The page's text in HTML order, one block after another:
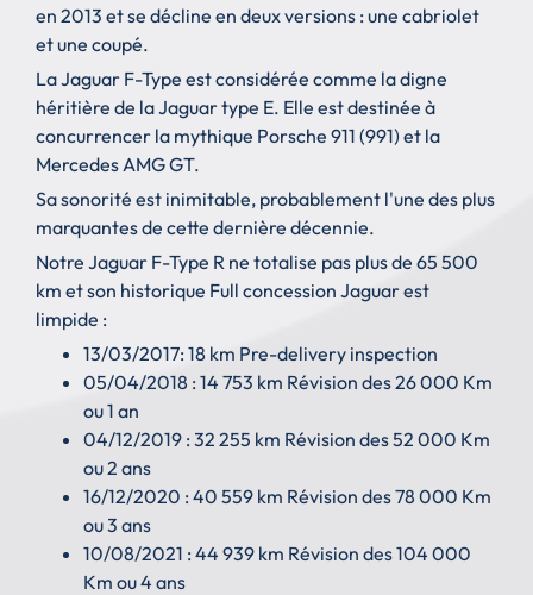
en 2013 et se décline en deux versions : une cabriolet
et une coupé.
La Jaguar F-Type est considérée comme la digne
héritière de la Jaguar type E. Elle est destinée à
concurrencer la mythique Porsche 911 (991) et la
Mercedes AMG GT.
Sa sonorité est inimitable, probablement l'une des plus
marquantes de cette dernière décennie.
Notre Jaguar F-Type R ne totalise pas plus de 65 500
km et son historique Full concession Jaguar est
limpide :
13/03/2017: 18 km Pre-delivery inspection
05/04/2018 : 14 753 km Révision des 26 000 Km
ou 1 an
04/12/2019 : 32 255 km Révision des 52 000 Km
ou 2 ans
16/12/2020 : 40 559 km Révision des 78 000 Km
ou 3 ans
10/08/2021 : 44 939 km Révision des 104 000
Km ou 4 ans